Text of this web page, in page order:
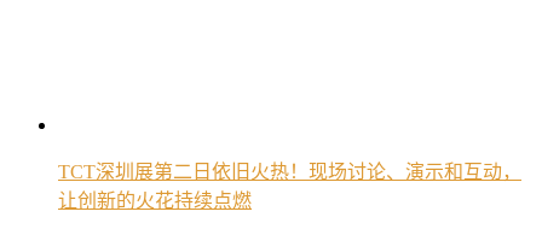
TCT深圳展第二日依旧火热！现场讨论、演示和互动，
让创新的火花持续点燃